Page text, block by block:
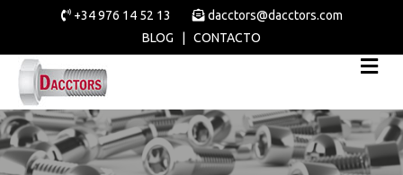
+34 976 14 52 13
dacctors@dacctors.com
BLOG
CONTACTO